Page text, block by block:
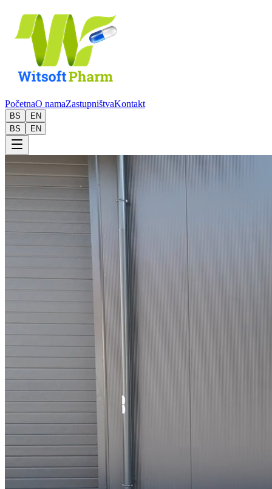
PočetnaO namaZastupništvaKontakt
BS
EN
BS
EN